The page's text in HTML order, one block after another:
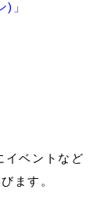
)」
イベントなど
ます。